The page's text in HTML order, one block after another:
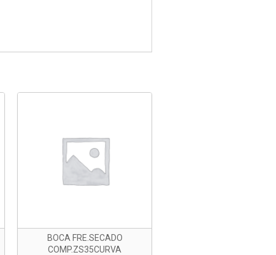
BOCA FRE.SECADO
COMP.ZS35CURVA